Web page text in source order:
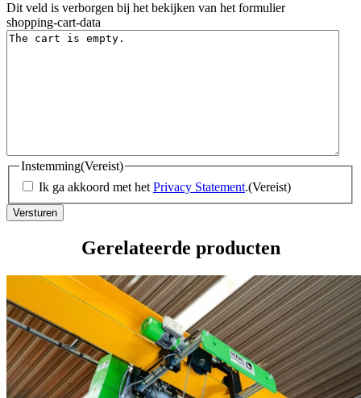
Dit veld is verborgen bij het bekijken van het formulier
shopping-cart-data
Instemming(Vereist)
Ik ga akkoord met het Privacy Statement.(Vereist)
Gerelateerde producten